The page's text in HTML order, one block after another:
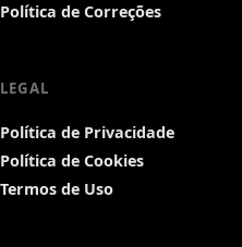
Política de Correções
LEGAL
Política de Privacidade
Política de Cookies
Termos de Uso